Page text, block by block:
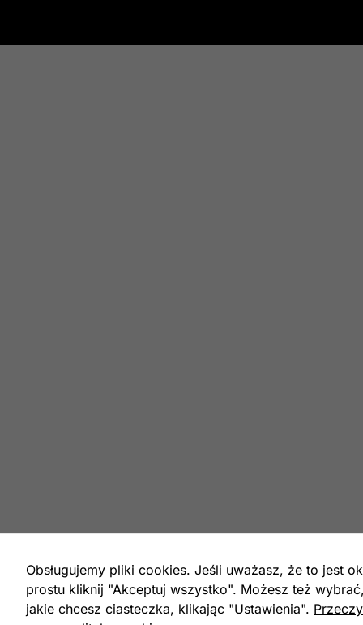
Obsługujemy pliki cookies. Jeśli uważasz, że to jest
prostu kliknij "Akceptuj wszystko". Możesz też
jakie chcesz ciasteczka, klikając "Ustawienia".